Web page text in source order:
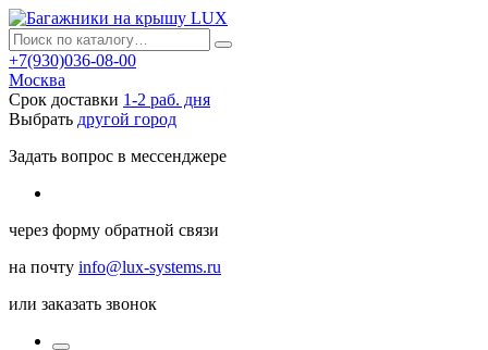
+7(930)036-08-00
Москва
Срок доставки 1-2 раб. дня
Выбрать другой город
Задать вопрос в мессенджере
через форму обратной связи
на почту info@lux-systems.ru
или заказать звонок